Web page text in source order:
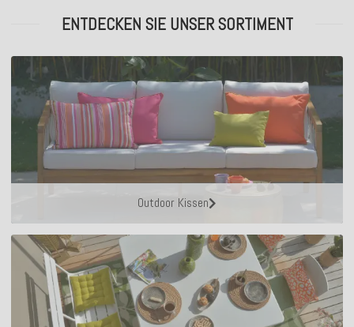
ENTDECKEN SIE UNSER SORTIMENT
Outdoor Kissen